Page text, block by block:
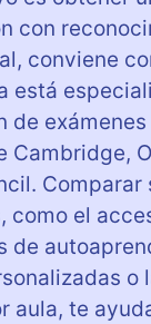
con
conviene
está
de
Cambridge,
Comparar
como el
de
o
aula, te